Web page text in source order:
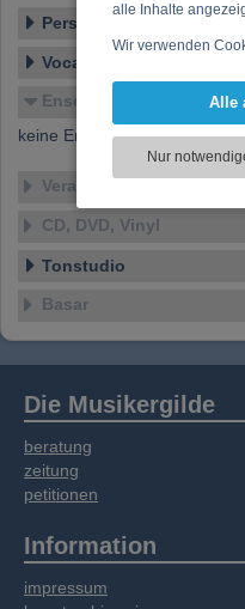
alle Inhalte
Wir verwenden
Funktionen für
zu analysieren.
Informationen zu
soziale Medien,
weitergegeben.
Informationen
Alle
Nur
Personen-Details
Vocal – Instrumental –
Ensembles
keine Ensembles verfügbar
Veranstaltungen
CD, DVD, Vinyl
Tonstudio
Basar
Die Musikergilde
beratung
zeitung
petitionen
Information
impressum